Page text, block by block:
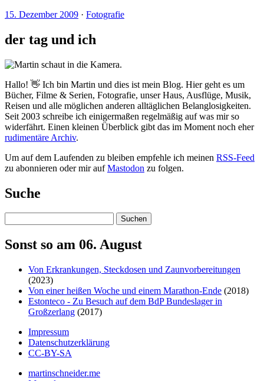
15. Dezember 2009 · Fotografie
der tag und ich
Hallo! 👋 Ich bin Martin und dies ist mein Blog. Hier geht es um
Bücher, Filme & Serien, Fotografie, unser Haus, Ausflüge, Musik,
Reisen und alle möglichen anderen alltäglichen Belanglosigkeiten.
Seit 2003 schreibe ich einigermaßen regelmäßig auf was mir so
widerfährt. Einen kleinen Überblick gibt das im Moment noch eher
rudimentäre Archiv.
Um auf dem Laufenden zu bleiben empfehle ich meinen RSS-Feed
zu abonnieren oder mir aufMastodon zu folgen.
Suche
Suchen
Sonst so am 06. August
Von Erkrankungen, Steckdosen und Zaunvorbereitungen
(2023)
Von einer heißen Woche und einem Marathon-Ende (2018)
Estonteco - Zu Besuch auf dem BdP Bundeslager in
Großzerlang (2017)
Impressum
Datenschutzerklärung
CC-BY-SA
martinschneider.me